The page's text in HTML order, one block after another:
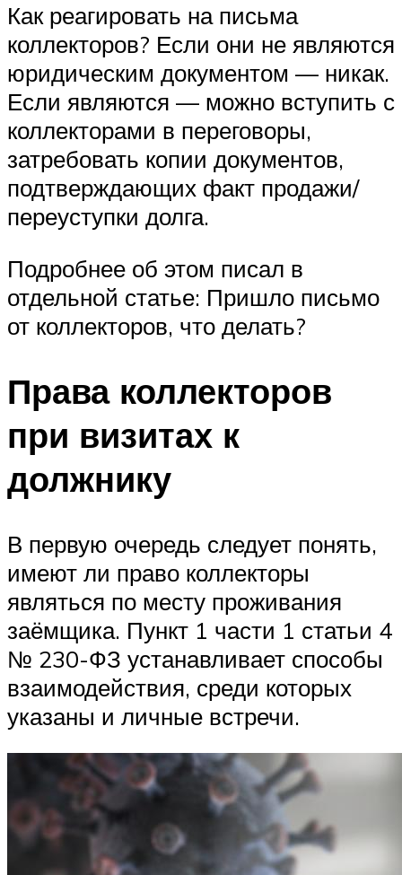
Как реагировать на письма
коллекторов? Если они не являются
юридическим документом — никак.
Если являются — можно вступить с
коллекторами в переговоры,
затребовать копии документов,
подтверждающих факт продажи/
переуступки долга.
Подробнее об этом писал в
отдельной статье: Пришло письмо
от коллекторов, что делать?
Права коллекторов
при визитах к
должнику
В первую очередь следует понять,
имеют ли право коллекторы
являться по месту проживания
заёмщика. Пункт 1 части 1 статьи 4
№ 230-ФЗ устанавливает способы
взаимодействия, среди которых
указаны и личные встречи.